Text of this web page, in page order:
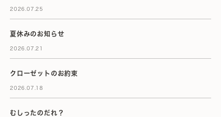
2026.07.25
夏休みのお知らせ
2026.07.21
クローゼットのお約束
2026.07.18
むしったのだれ？